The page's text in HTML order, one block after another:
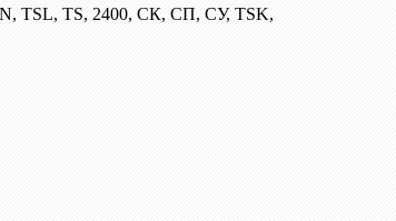
TSL, TS, 2400, СК, СП, СУ, TSK,